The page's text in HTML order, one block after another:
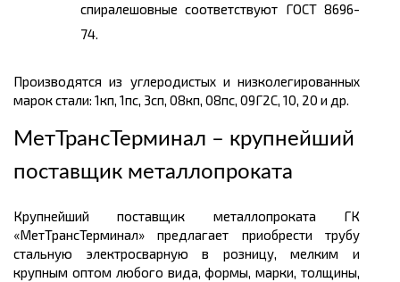
спиралешовные соответствуют ГОСТ 8696-
74.
Производятся из углеродистых и низколегированных
марок стали: 1кп, 1пс, 3сп, 08кп, 08пс, 09Г2С, 10, 20 и др.
МетТрансТерминал – крупнейший
поставщик металлопроката
Крупнейший поставщик металлопроката ГК
«МетТрансТерминал» предлагает приобрести трубу
стальную электросварную в розницу, мелким и
крупным оптом любого вида, формы, марки, толщины,